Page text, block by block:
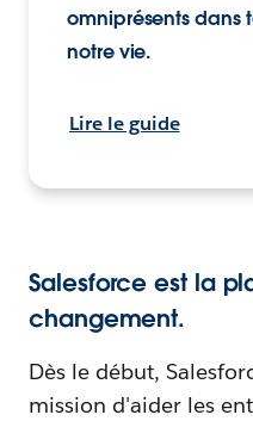
omniprésents dans
notre vie.
Lire le guide
Salesforce est la
changement.
Dès le début,
mission d'aider les